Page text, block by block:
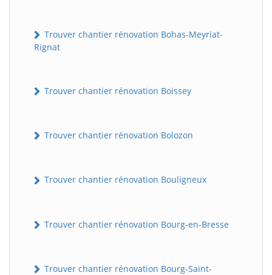
Trouver chantier rénovation Bohas-Meyriat-
Rignat
Trouver chantier rénovation Boissey
Trouver chantier rénovation Bolozon
Trouver chantier rénovation Bouligneux
Trouver chantier rénovation Bourg-en-Bresse
Trouver chantier rénovation Bourg-Saint-